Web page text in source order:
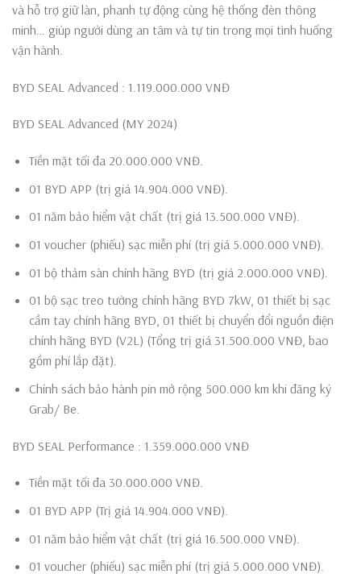
và hỗ trợ giữ làn, phanh tự động cùng hệ thống đèn thông
minh… giúp người dùng an tâm và tự tin trong mọi tình huống
vận hành.
BYD SEAL Advanced : 1.119.000.000 VNĐ
BYD SEAL Advanced (MY 2024)
Tiền mặt tối đa 20.000.000 VNĐ.
01 BYD APP (trị giá 14.904.000 VNĐ).
01 năm bảo hiểm vật chất (trị giá 13.500.000 VNĐ).
01 voucher (phiếu) sạc miễn phí (trị giá 5.000.000 VNĐ).
01 bộ thảm sàn chính hãng BYD (trị giá 2.000.000 VNĐ).
01 bộ sạc treo tường chính hãng BYD 7kW, 01 thiết bị sạc
cầm tay chính hãng BYD, 01 thiết bị chuyển đổi nguồn điện
chính hãng BYD (V2L) (Tổng trị giá 31.500.000 VNĐ, bao
gồm phí lắp đặt).
Chính sách bảo hành pin mở rộng 500.000 km khi đăng ký
Grab/ Be.
BYD SEAL Performance : 1.359.000.000 VNĐ
Tiền mặt tối đa 30.000.000 VNĐ.
01 BYD APP (Trị giá 14.904.000 VNĐ).
01 năm bảo hiểm vật chất (trị giá 16.500.000 VNĐ).
01 voucher (phiếu) sạc miễn phí (trị giá 5.000.000 VNĐ).